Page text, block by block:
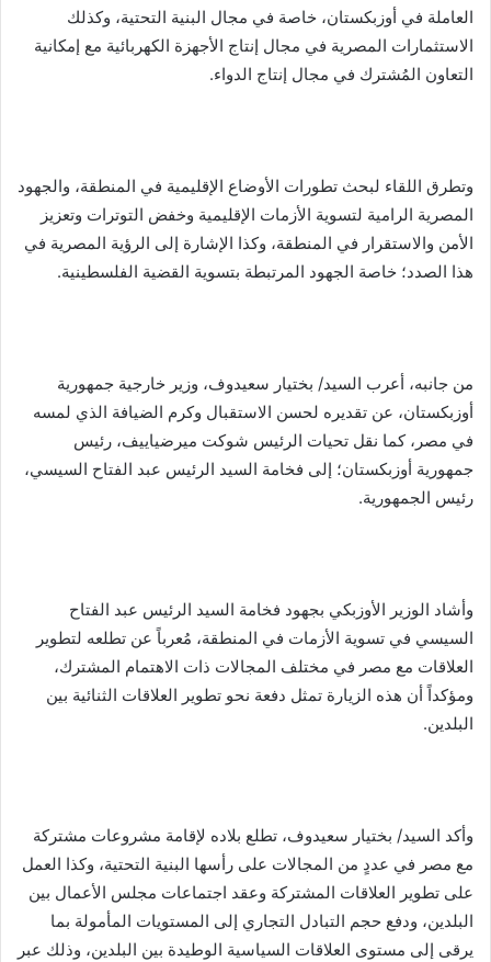
العاملة في أوزبكستان، خاصة في مجال البنية التحتية، وكذلك
الاستثمارات المصرية في مجال إنتاج الأجهزة الكهربائية مع إمكانية
التعاون المُشترك في مجال إنتاج الدواء.
وتطرق اللقاء لبحث تطورات الأوضاع الإقليمية في المنطقة، والجهود
المصرية الرامية لتسوية الأزمات الإقليمية وخفض التوترات وتعزيز
الأمن والاستقرار في المنطقة، وكذا الإشارة إلى الرؤية المصرية في
هذا الصدد؛ خاصة الجهود المرتبطة بتسوية القضية الفلسطينية.
من جانبه، أعرب السيد/ بختيار سعيدوف، وزير خارجية جمهورية
أوزبكستان، عن تقديره لحسن الاستقبال وكرم الضيافة الذي لمسه
في مصر، كما نقل تحيات الرئيس شوكت ميرضياييف، رئيس
جمهورية أوزبكستان؛ إلى فخامة السيد الرئيس عبد الفتاح السيسي،
رئيس الجمهورية.
وأشاد الوزير الأوزبكي بجهود فخامة السيد الرئيس عبد الفتاح
السيسي في تسوية الأزمات في المنطقة، مُعرباً عن تطلعه لتطوير
العلاقات مع مصر في مختلف المجالات ذات الاهتمام المشترك،
ومؤكداً أن هذه الزيارة تمثل دفعة نحو تطوير العلاقات الثنائية بين
البلدين.
وأكد السيد/ بختيار سعيدوف، تطلع بلاده لإقامة مشروعات مشتركة
مع مصر في عددٍ من المجالات على رأسها البنية التحتية، وكذا العمل
على تطوير العلاقات المشتركة وعقد اجتماعات مجلس الأعمال بين
البلدين، ودفع حجم التبادل التجاري إلى المستويات المأمولة بما
يرقى إلى مستوى العلاقات السياسية الوطيدة بين البلدين، وذلك عبر